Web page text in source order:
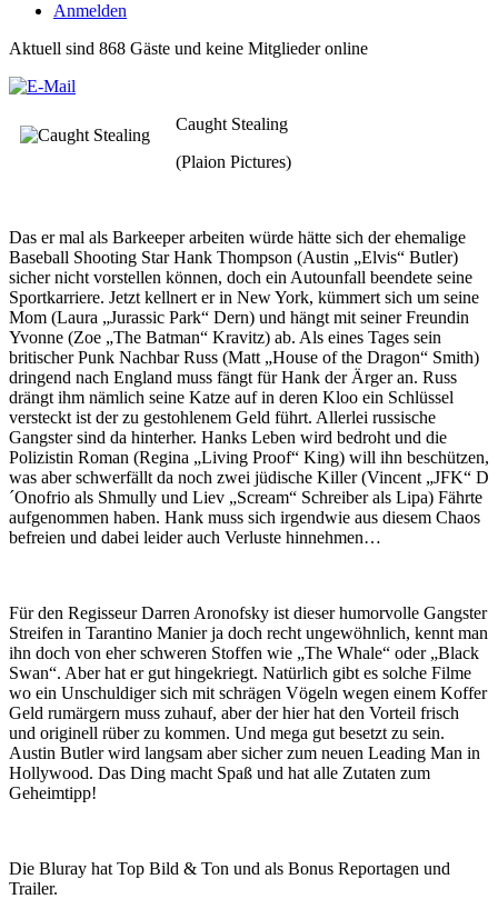
Anmelden
Aktuell sind 868 Gäste und keine Mitglieder online
Caught Stealing
(Plaion Pictures)
Das er mal als Barkeeper arbeiten würde hätte sich der ehemalige
Baseball Shooting Star Hank Thompson (Austin „Elvis“ Butler)
sicher nicht vorstellen können, doch ein Autounfall beendete seine
Sportkarriere. Jetzt kellnert er in New York, kümmert sich um seine
Mom (Laura „Jurassic Park“ Dern) und hängt mit seiner Freundin
Yvonne (Zoe „The Batman“ Kravitz) ab. Als eines Tages sein
britischer Punk Nachbar Russ (Matt „House of the Dragon“ Smith)
dringend nach England muss fängt für Hank der Ärger an. Russ
drängt ihm nämlich seine Katze auf in deren Kloo ein Schlüssel
versteckt ist der zu gestohlenem Geld führt. Allerlei russische
Gangster sind da hinterher. Hanks Leben wird bedroht und die
Polizistin Roman (Regina „Living Proof“ King) will ihn beschützen,
was aber schwerfällt da noch zwei jüdische Killer (Vincent „JFK“ D
´Onofrio als Shmully und Liev „Scream“ Schreiber als Lipa) Fährte
aufgenommen haben. Hank muss sich irgendwie aus diesem Chaos
befreien und dabei leider auch Verluste hinnehmen…
Für den Regisseur Darren Aronofsky ist dieser humorvolle Gangster
Streifen in Tarantino Manier ja doch recht ungewöhnlich, kennt man
ihn doch von eher schweren Stoffen wie „The Whale“ oder „Black
Swan“. Aber hat er gut hingekriegt. Natürlich gibt es solche Filme
wo ein Unschuldiger sich mit schrägen Vögeln wegen einem Koffer
Geld rumärgern muss zuhauf, aber der hier hat den Vorteil frisch
und originell rüber zu kommen. Und mega gut besetzt zu sein.
Austin Butler wird langsam aber sicher zum neuen Leading Man in
Hollywood. Das Ding macht Spaß und hat alle Zutaten zum
Geheimtipp!
Die Bluray hat Top Bild & Ton und als Bonus Reportagen und
Trailer.